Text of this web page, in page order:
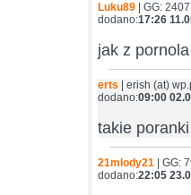
Luku89 | GG:
dodano:17:26
jak z
erts | erish (at)
dodano:09:00
takie
21mlody21 | GG:
dodano:22:05